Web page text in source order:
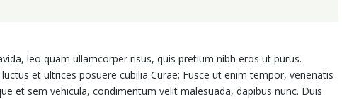
leo quam ullamcorper risus, quis pretium nibh eros ut purus.
et ultrices posuere cubilia Curae; Fusce ut enim tempor, venenatis
et sem vehicula, condimentum velit malesuada, dapibus nunc. Duis